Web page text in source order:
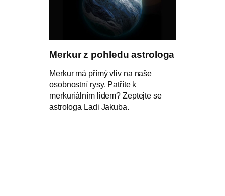
Merkur z pohledu astrologa
Merkur má přímý vliv na naše
osobnostní rysy. Patříte k
merkuriálním lidem? Zeptejte se
astrologa Ladi Jakuba.